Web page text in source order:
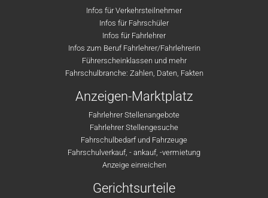
Infos für Verkehrsteilnehmer
Infos für Fahrschüler
Infos für Fahrlehrer
Infos zum Beruf Fahrlehrer/Fahrlehrerin
Führerscheinklassen und mehr
Fahrschulbranche: Zahlen, Daten, Fakten
Anzeigen-Marktplatz
Fahrlehrer Stellenangebote
Fahrlehrer Stellengesuche
Fahrschulbedarf und Fahrzeuge
Fahrschulverkauf, - ankauf, -vermietung
Anzeige einreichen
Gerichtsurteile